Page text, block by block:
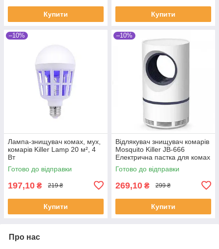
Купити Купити
–10%
Лампа-знищувач комах, мух,
комарів Killer Lamp 20 м², 4
Вт
Готово до відправки
197,10 ₴ 219 ₴
Купити
–10%
Відлякувач знищувач комарів
Mosquito Killer JB-666
Електрична пастка для комах
Готово до відправки
269,10 ₴ 299 ₴
Купити
Про нас